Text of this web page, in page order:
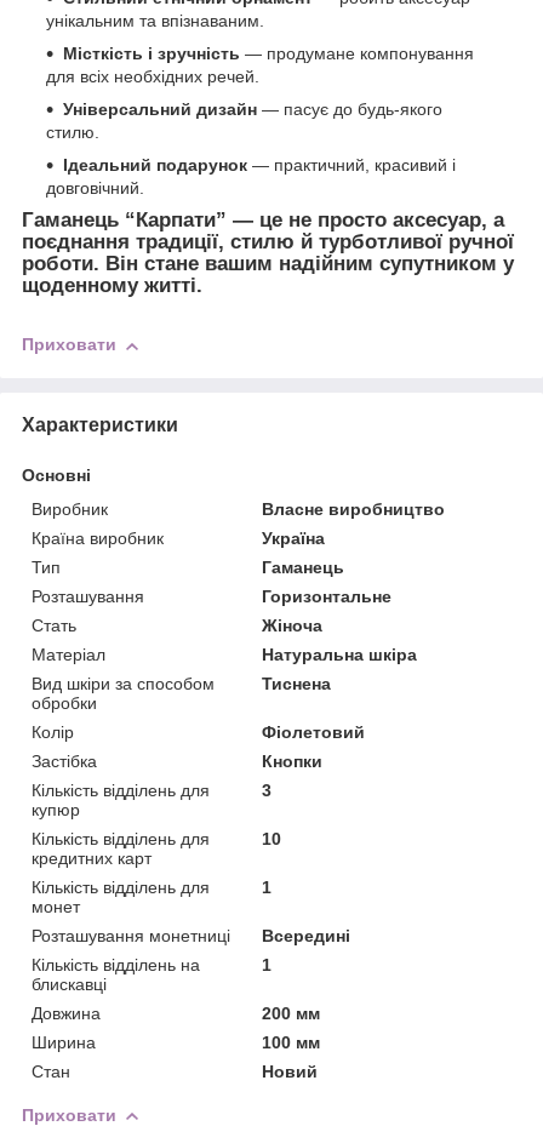
унікальним та впізнаваним.
Місткість і зручність — продумане компонування
для всіх необхідних речей.
Універсальний дизайн — пасує до будь-якого
стилю.
Ідеальний подарунок — практичний, красивий і
довговічний.
Гаманець “Карпати” — це не просто аксесуар, а
поєднання традиції, стилю й турботливої ручної
роботи. Він стане вашим надійним супутником у
щоденному житті.
Приховати
Характеристики
Основні
Виробник
Власне виробництво
Країна виробник
Україна
Тип
Гаманець
Розташування
Горизонтальне
Стать
Жіноча
Матеріал
Натуральна шкіра
Вид шкіри за способом
обробки
Тиснена
Колір
Фіолетовий
Застібка
Кнопки
Кількість відділень для
купюр
3
Кількість відділень для
кредитних карт
10
Кількість відділень для
монет
1
Розташування монетниці
Всередині
Кількість відділень на
блискавці
1
Довжина
200 мм
Ширина
100 мм
Стан
Новий
Приховати